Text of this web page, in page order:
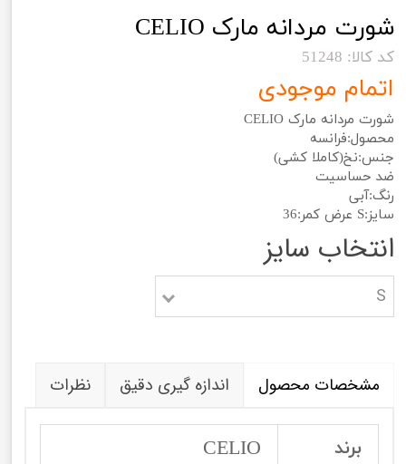
شورت مردانه مارک CELIO
کد کالا: 51248
اتمام موجودی
شورت مردانه مارک CELIO
محصول:فرانسه
جنس:نخ(کاملا کشی)
ضد حساسیت
رنگ:آبی
سایز:S عرض کمر:36
انتخاب سایز
S
مشخصات محصول اندازه گیری دقیق نظرات
برند CELIO